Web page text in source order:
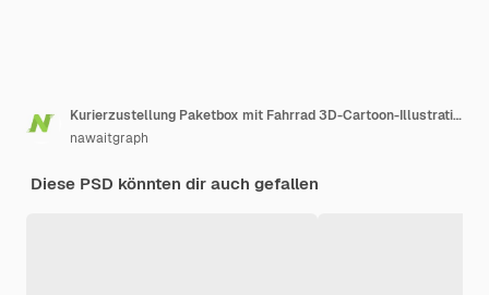
Kurierzustellung Paketbox mit Fahrrad 3D-Cartoon-Illustration
nawaitgraph
Diese PSD könnten dir auch gefallen